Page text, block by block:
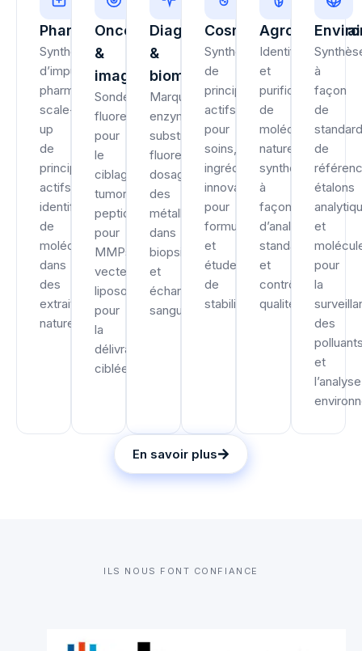
Pharmaceutique
Synthèse
d’impuretés
pharmaceutiques,
scale-
up
de
principes
actifs,
identification
de
molécules
dans
des
extraits
naturels.
Oncologie
&
imagerie
Sondes
fluorescentes
pour
le
ciblage
tumoral,
peptides
pour
MMPs,
vecteurs
liposomiques
pour
la
délivrance
ciblée.
Diagnostic
&
biomédical
Marqueurs
enzymatiques,
substrats
fluorescents,
dosage
des
métalloprotéases
dans
biopsies
et
échantillons
sanguins.
Cosmétique
Synthèse
de
principes
actifs
pour
soins,
ingrédients
innovants
pour
formulation
et
études
de
stabilité.
Identification
et
purification
de
molécules
naturelles,
synthèse
à
façon
d’analogues,
standards
et
contrôle
qualité.
à
façon
de
de
étalons
et
pour
la
des
et
l’analyse
En savoir plus
ILS NOUS FONT CONFIANCE